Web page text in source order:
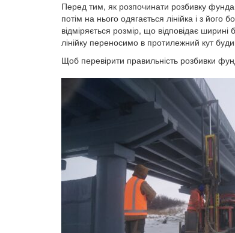
Перед тим, як розпочинати розбивку
потім на нього одягається лінійка і з
відміряється розмір, що відповідає ширині
лінійку переносимо в протилежний кут
Щоб перевірити правильність розбивки